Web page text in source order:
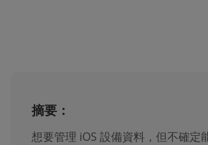
摘要：
想要管理 iOS 設備資料，但不確定